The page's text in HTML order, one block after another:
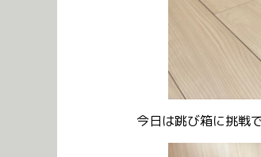
今日は跳び箱に挑戦